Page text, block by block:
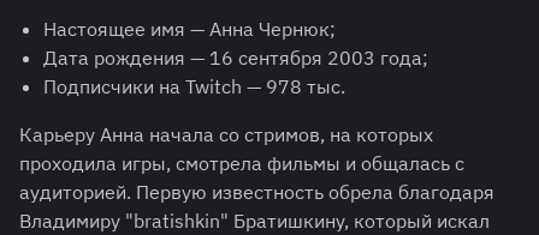
Настоящее имя — Анна Чернюк;
Дата рождения — 16 сентября 2003 года;
Подписчики на Twitch — 978 тыс.
Карьеру Анна начала со стримов, на которых
проходила игры, смотрела фильмы и общалась с
аудиторией. Первую известность обрела благодаря
Владимиру "bratishkin" Братишкину, который искал